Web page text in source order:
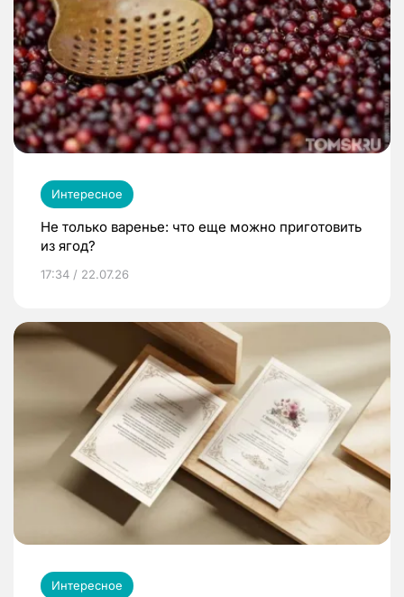
Интересное
Не только варенье: что еще можно приготовить
из ягод?
17:34 / 22.07.26
Интересное